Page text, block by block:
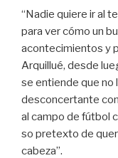
“Nadie quiere ir al
para ver cómo un
acontecimientos y
Arquillué, desde
se entiende que no
desconcertante
al campo de fútbol
so pretexto de
cabeza”.